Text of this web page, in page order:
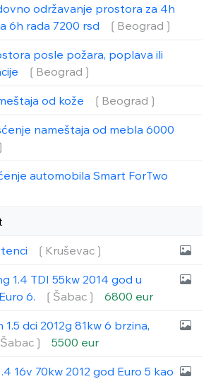
održavanje prostora za 4h
6h rada 7200 rsd
❲Beograd❳
posle požara, poplava ili
❲Beograd❳
od kože ❲Beograd❳
nameštaja od mebla 6000
automobila Smart ForTwo
❲Kruševac❳
1.4 TDI 55kw 2014 god u
6.
❲Šabac❳ 6800 eur
dci 2012g 81kw 6 brzina,
5500 eur
16v 70kw 2012 god Euro 5 kao